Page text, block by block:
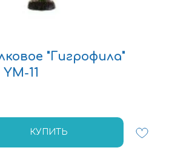
"Гигрофила"
11
КУПИТЬ